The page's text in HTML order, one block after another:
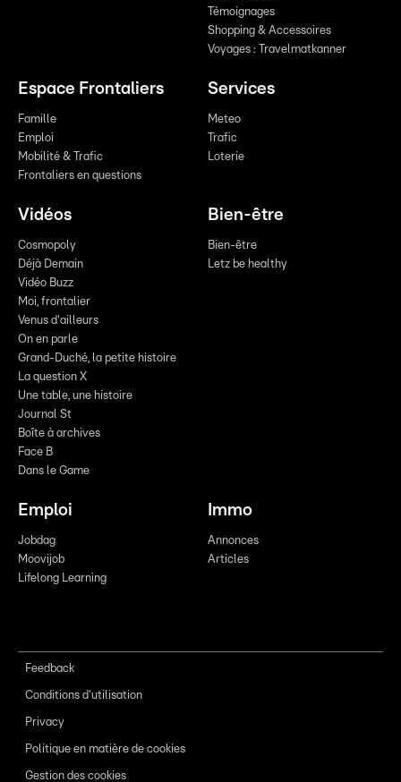
Témoignages
Shopping & Accessoires
Voyages : Travelmatkanner
Espace Frontaliers
Famille
Emploi
Mobilité & Trafic
Frontaliers en questions
Services
Meteo
Trafic
Loterie
Vidéos
Cosmopoly
Déjà Demain
Vidéo Buzz
Moi, frontalier
Venus d'ailleurs
On en parle
Grand-Duché, la petite histoire
La question X
Une table, une histoire
Journal St
Boîte à archives
Face B
Dans le Game
Bien-être
Bien-être
Letz be healthy
Emploi
Jobdag
Moovijob
Lifelong Learning
Immo
Annonces
Articles
Feedback
Conditions d'utilisation
Privacy
Politique en matière de cookies
Gestion des cookies